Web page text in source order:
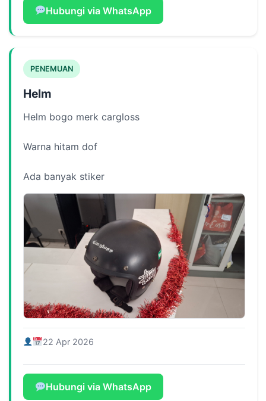
Hubungi via WhatsApp
PENEMUAN
Helm
Helm bogo merk cargloss
Warna hitam dof
Ada banyak stiker
22 Apr 2026
Hubungi via WhatsApp